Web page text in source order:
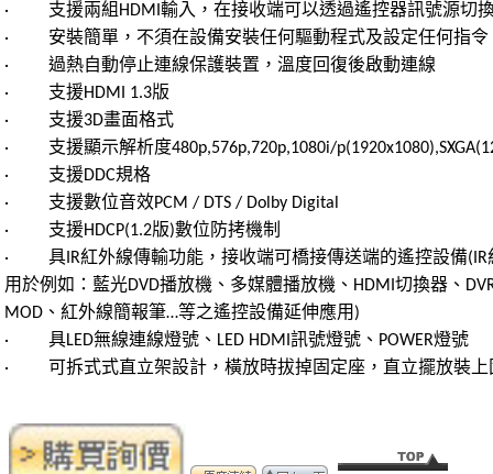
· 支援兩組 HDMI 輸入，在接收端可以透過遙控器訊號源切
·
安裝簡單，不須在設備安裝任何驅動程式及設定任何指令
·
過熱自動停止連線保護裝置，溫度回復後啟動連線
·
支援HDMI 1.3版
·
支援3D畫面格式
·
支援顯示解析度480p,576p,720p,1080i/
·
支援DDC規格
·
支援數位音效PCM / DTS / Dolby Digital
·
支援HDCP(1.2版)數位防拷機制
·
具 IR紅外線傳輸功能，接收端可橋接傳送端的遙控設備(IR
用於例如：藍光DVD播放機、多媒體播放機、 HDMI 切換器、
MOD 、紅外線簡報筆…等之遙控設備延伸應用 )
·
具LED無線連線燈號、 LED HDMI 訊號燈號、 POWER燈號
·
可拆式式直立架設計，橫放時拔掉固定座，直立擺放裝